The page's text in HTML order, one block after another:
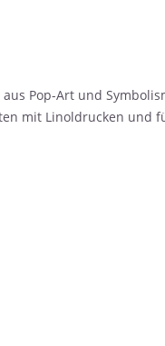
Pop-Art und
mit Linoldrucken und